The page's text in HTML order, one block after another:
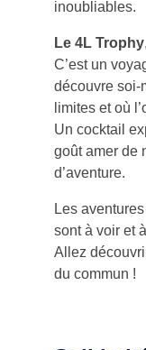
inoubliables.
Le 4L Trophy
C’est un
découvre soi-
limites et où
Un cocktail
goût amer de
d’aventure.
Les
sont à voir et
Allez
du commun !